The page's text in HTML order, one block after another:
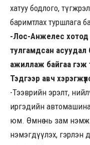
хатуу бодлого,
баримтлах туршлага
-Лос-Анжелес хотод
тулгамдсан асуудал
ажиллаж байгаа гэж
Тэдгээр авч
-Тээврийн эрэлт,
иргэдийн
юм. Өмнө нь зам нэмж
нэмэгдүүлэх, гэрлэн